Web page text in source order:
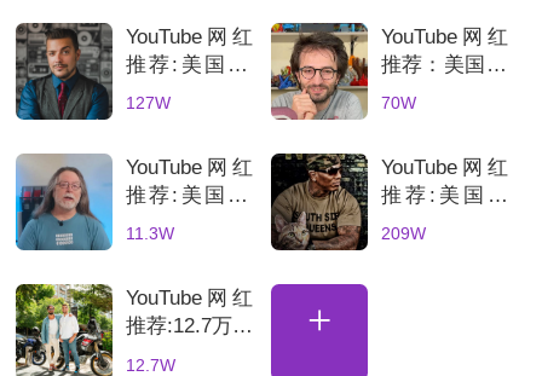
YouTube网红
推荐:美国3C
科技数码测评
127W
YouTube网红
推荐：美国70
万粉丝3D打
评测账号解析
70W
YouTube网红
推荐:美国3D
打印机深度测
11.3W
YouTube网红
推荐:美国科
技网红高互动
209W
YouTube网红
推荐:12.7万粉
丝土耳其骑行
12.7W
+